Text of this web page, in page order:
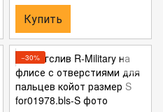
Купить
−30%